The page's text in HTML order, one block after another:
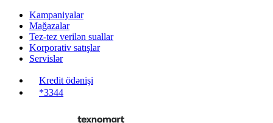
Kampaniyalar
Mağazalar
Tez-tez verilən suallar
Korporativ satışlar
Servislər
Kredit ödənişi
*3344